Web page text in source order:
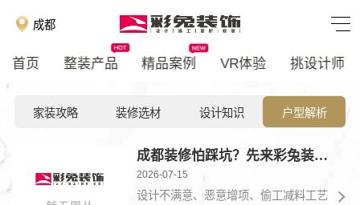
成都
首页 整装产品 精品案例 VR体验 挑设计师
家装攻略 装修选材 设计知识 户型解析
成都装修怕踩坑？先来彩兔装饰看一看！
2026-07-15
设计不满意、恶意增项、偷工减料工艺